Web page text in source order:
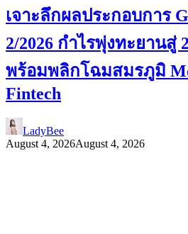
เจาะลึกผลประกอบการ
2/2026 กำไรพุ่งทะยานสู่
พร้อมพลิกโฉมสมรภูมิ
Fintech
LadyBee
August 4, 2026August 4, 2026